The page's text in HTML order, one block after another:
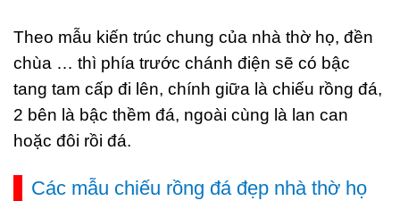
Theo mẫu kiến trúc chung của nhà thờ họ, đền
chùa … thì phía trước chánh điện sẽ có bậc
tang tam cấp đi lên, chính giữa là chiếu rồng đá,
2 bên là bậc thềm đá, ngoài cùng là lan can
hoặc đôi rồi đá.
Các mẫu chiếu rồng đá đẹp nhà thờ họ